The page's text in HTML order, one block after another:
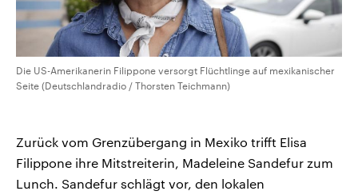
Die US-Amerikanerin Filippone versorgt Flüchtlinge auf mexikanischer
Seite (Deutschlandradio / Thorsten Teichmann)
Zurück vom Grenzübergang in Mexiko trifft Elisa
Filippone ihre Mitstreiterin, Madeleine Sandefur zum
Lunch. Sandefur schlägt vor, den lokalen